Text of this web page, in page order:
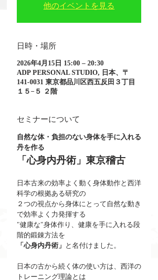
他のイベントを見る
日時・場所
2026年4月15日 15:00 – 20:30
ADP PERSONAL STUDIO, 日本、〒
141-0031 東京都品川区西五反田３丁目
１５−５ ２階
セミナーについて
自然な体・負担のない身体を手に入れる
丹を作る
「心身内丹術」東京稽古
日本古来の効率よく動く身体動作と西洋
科学の根拠ある研究の
２つの視点から身体にとって自然な動き
で効率よく力発揮する
"健康な"身体作り、健康を手に入れる段
階的鍛錬方法を
「心身内丹術」 と名付けました。
日本の古から続く体の使い方は、西洋の
トレーニング理論とは